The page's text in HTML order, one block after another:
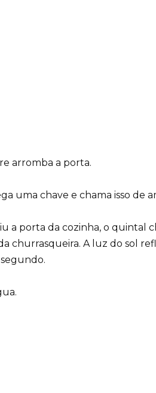
arromba a porta.
uma chave e chama isso de
a porta da cozinha, o quintal
churrasqueira. A luz do sol